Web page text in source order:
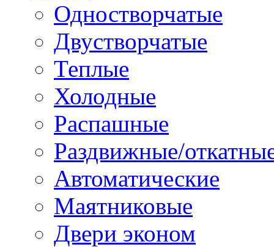
Одностворчатые
Двустворчатые
Теплые
Холодные
Распашные
Раздвижные/
Автоматические
Маятниковые
Двери эконом